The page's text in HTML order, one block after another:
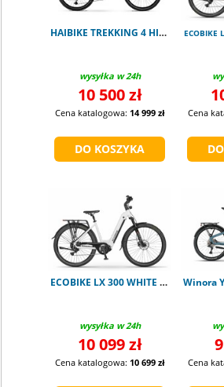
HAIBIKE TREKKING 4 HIGH ORANGE
wysyłka w 24h
10 500 zł
Cena katalogowa: 14 999 zł
ECOBIKE
Cena
ECOBIKE LX 300 WHITE 900Wh S
wysyłka w 24h
10 099 zł
Cena katalogowa: 10 699 zł Cena